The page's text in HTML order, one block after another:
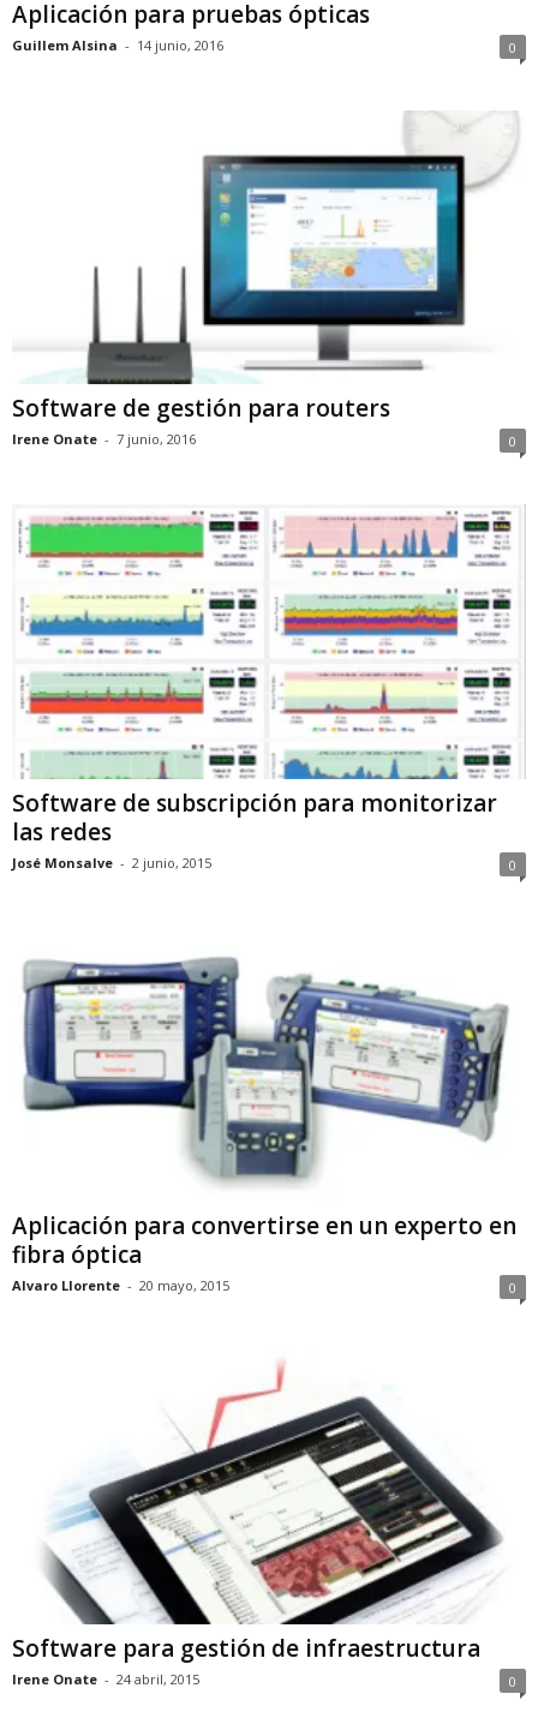
Aplicación para pruebas ópticas
Guillem Alsina - 14 junio, 2016 0
Software de gestión para routers
Irene Onate - 7 junio, 2016 0
Software de subscripción para monitorizar
las redes
José Monsalve - 2 junio, 2015 0
Aplicación para convertirse en un experto en
fibra óptica
Alvaro Llorente - 20 mayo, 2015 0
Software para gestión de infraestructura
Irene Onate - 24 abril, 2015 0